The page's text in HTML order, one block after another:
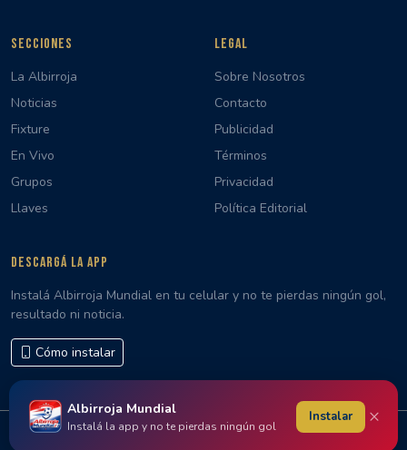
SECCIONES
La Albirroja
Noticias
Fixture
En Vivo
Grupos
Llaves
LEGAL
Sobre Nosotros
Contacto
Publicidad
Términos
Privacidad
Política Editorial
DESCARGÁ LA APP
Instalá Albirroja Mundial en tu celular y no te pierdas ningún gol,
resultado ni noticia.
Cómo instalar
© 2026 Albirroja Mundial · Hecho con 🇵🇾 en Paraguay
Albirroja Mundial
Instalá la app y no te pierdas ningún gol
Instalar ×